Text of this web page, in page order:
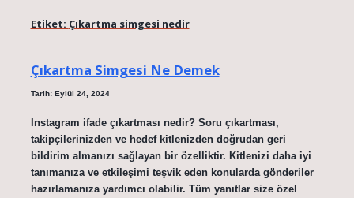
Etiket: Çıkartma simgesi nedir
Çıkartma Simgesi Ne Demek
Tarih: Eylül 24, 2024
Instagram ifade çıkartması nedir? Soru çıkartması,
takipçilerinizden ve hedef kitlenizden doğrudan geri
bildirim almanızı sağlayan bir özelliktir. Kitlenizi daha iyi
tanımanıza ve etkileşimi teşvik eden konularda gönderiler
hazırlamanıza yardımcı olabilir. Tüm yanıtlar size özel